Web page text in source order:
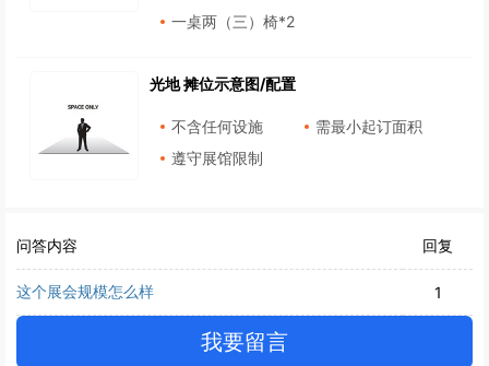
一桌两（三）椅*2
光地 摊位示意图/配置
不含任何设施
需最小起订面积
遵守展馆限制
问答内容 回复
这个展会规模怎么样 1
我要留言